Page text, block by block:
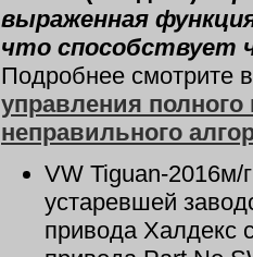
выраженная
что способствует
Подробнее смотрите
управления
неправильного
VW Tiguan-2016м/
устаревшей
привода Халдекс